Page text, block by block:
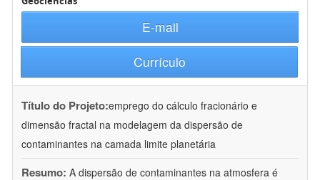
E-mail
Currículo
Título do Projeto:emprego do cálculo fracionário e
dimensão fractal na modelagem da dispersão de
contaminantes na camada limite planetária
Resumo: A dispersão de contaminantes na atmosfera é